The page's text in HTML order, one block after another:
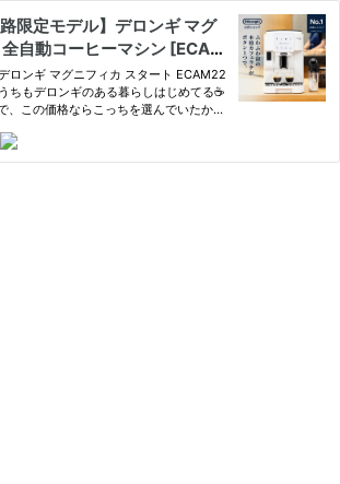
限定モデル】デロンギ マグ
自動コーヒーマシン [ECAM
公式 コーヒーメーカー 豆
ソ カプチーノ カフェラテ 全
ワーク おうちカフェ コーヒ
シーン 泡
ンギ マグニフィカ スタート ECAM22
ちもデロンギのある暮らしはじめてる☕
、この価格ならこっちを選んでいたかも